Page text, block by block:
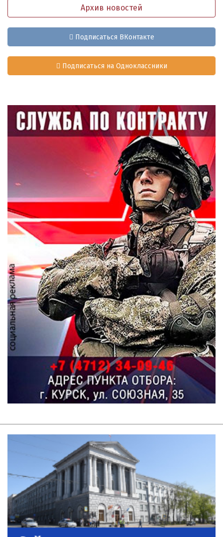
Архив новостей
Подписаться ВКонтакте
Подписаться на Одноклассники